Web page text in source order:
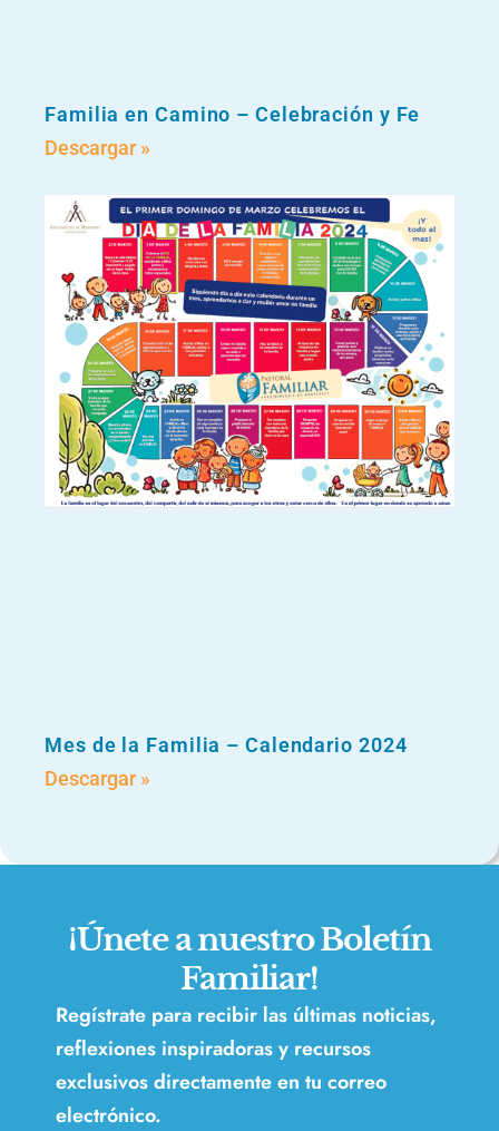
Familia en Camino – Celebración y Fe
Descargar »
Mes de la Familia – Calendario 2024
Descargar »
¡Únete a nuestro Boletín
Familiar!
Regístrate para recibir las últimas noticias,
reflexiones inspiradoras y recursos
exclusivos directamente en tu correo
electrónico.